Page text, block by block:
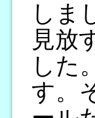
しま
見放
した
す。